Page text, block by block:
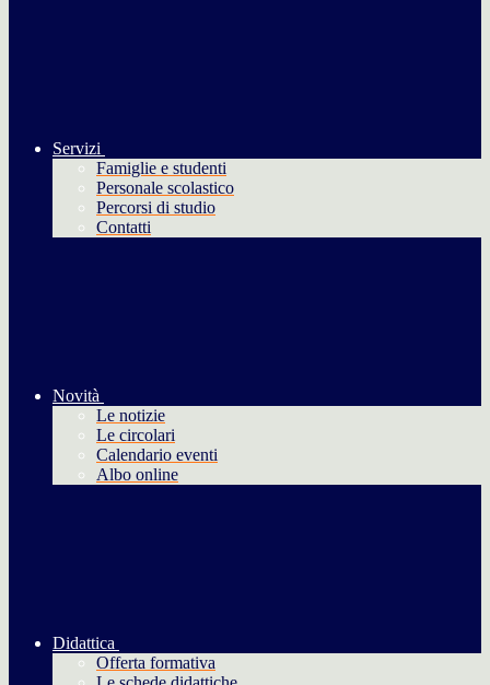
Servizi
Famiglie e studenti
Personale scolastico
Percorsi di studio
Contatti
Novità
Le notizie
Le circolari
Calendario eventi
Albo online
Didattica
Offerta formativa